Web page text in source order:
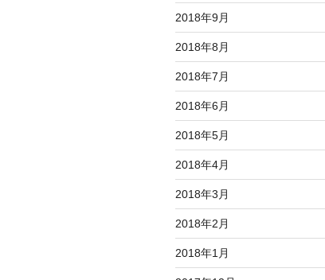
2018年9月
2018年8月
2018年7月
2018年6月
2018年5月
2018年4月
2018年3月
2018年2月
2018年1月